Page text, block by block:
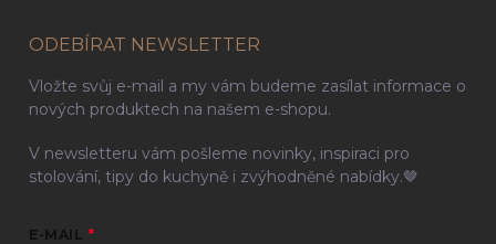
ODEBÍRAT NEWSLETTER
Vložte svůj e-mail a my vám budeme zasílat informace o
nových produktech na našem e-shopu.
V newsletteru vám pošleme novinky, inspiraci pro
stolování, tipy do kuchyně i zvýhodněné nabídky.🤎
E-MAIL